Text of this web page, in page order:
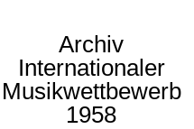
Archiv
Internationaler
Musikwettbewerb
1958